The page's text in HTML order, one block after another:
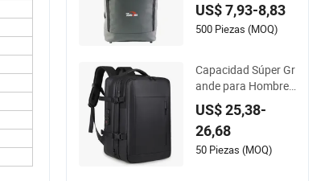
ara Deportes de Mo
ntaña, Fitness, Gim
erismo, Antirrobo p
ara Portátil para Ho
mbres
US$ 7,93-8,83
500 Piezas (MOQ)
Capacidad Súper Gr
ande para Hombre
s/Mujeres Mochila d
e Compresión Vacía
Expandible Mochila
Universal de Negoci
US$ 25,38-
26,68
50 Piezas (MOQ)